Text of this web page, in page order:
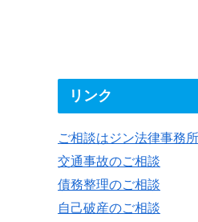
リンク
ご相談はジン法律事務
交通事故のご相談
債務整理のご相談
自己破産のご相談